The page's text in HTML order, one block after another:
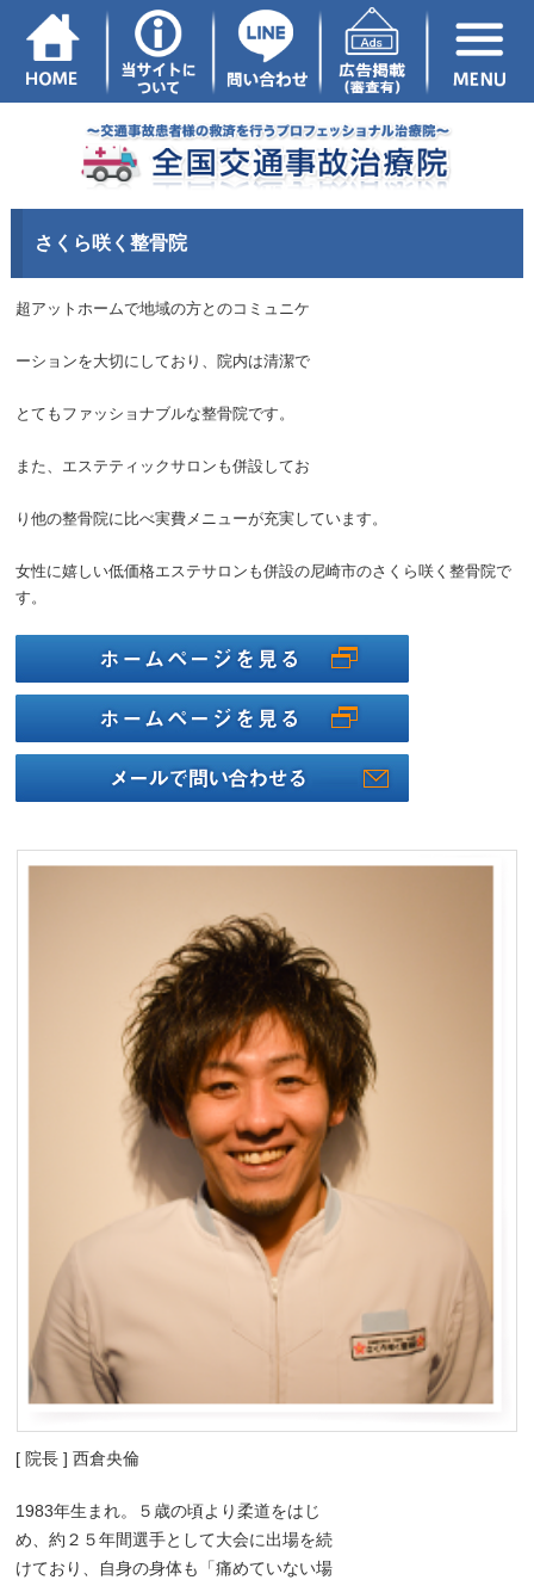
さくら咲く整骨院
超アットホームで地域の方とのコミュニケ
ーションを大切にしており、院内は清潔で
とてもファッショナブルな整骨院です。
また、エステティックサロンも併設してお
り他の整骨院に比べ実費メニューが充実しています。
女性に嬉しい低価格エステサロンも併設の尼崎市のさくら咲く整骨院で
す。
[ 院長 ] 西倉央倫
1983年生まれ。５歳の頃より柔道をはじ
め、約２５年間選手として大会に出場を続
けており、自身の身体も「痛めていない場